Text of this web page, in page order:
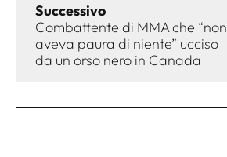
Successivo
Combattente di MMA che “non
aveva paura di niente” ucciso
da un orso nero in Canada